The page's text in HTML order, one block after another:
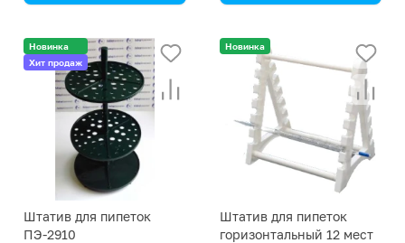
коробке 10 шт.
коробке 72 шт.
Новинка
Хит продаж
Штатив для пипеток
ПЭ-2910
Новинка
Штатив для пипеток
горизонтальный 12 мест